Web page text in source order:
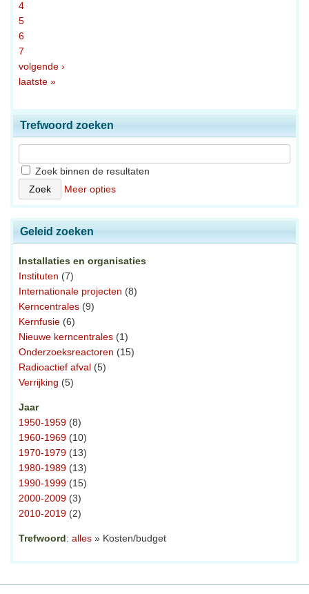
4
5
6
7
volgende ›
laatste »
Trefwoord zoeken
Zoek binnen de resultaten
Meer opties
Geleid zoeken
Installaties en organisaties
Instituten (7)
Internationale projecten (8)
Kerncentrales (9)
Kernfusie (6)
Nieuwe kerncentrales (1)
Onderzoeksreactoren (15)
Radioactief afval (5)
Verrijking (5)
Jaar
1950-1959 (8)
1960-1969 (10)
1970-1979 (13)
1980-1989 (13)
1990-1999 (15)
2000-2009 (3)
2010-2019 (2)
Trefwoord: alles » Kosten/budget